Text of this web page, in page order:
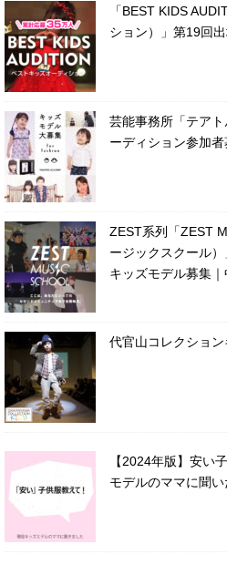
「BEST KIDS
ション）」第19回
芸能事務所「テア
ーディション参加
ZEST系列「ZEST
ージックスクール
キッズモデル募集
代官山コレクショ
【2024年版】安
モデルのママに聞